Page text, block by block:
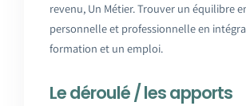
revenu, Un Métier. Trouver un équilibre
personnelle et professionnelle en
formation et un emploi.
Le déroulé / les apports